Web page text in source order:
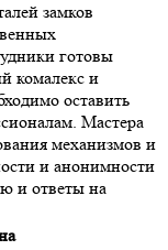
замков
готовы
комалекс и
оставить
Мастера
механизмов и
и анонимности
и ответы на